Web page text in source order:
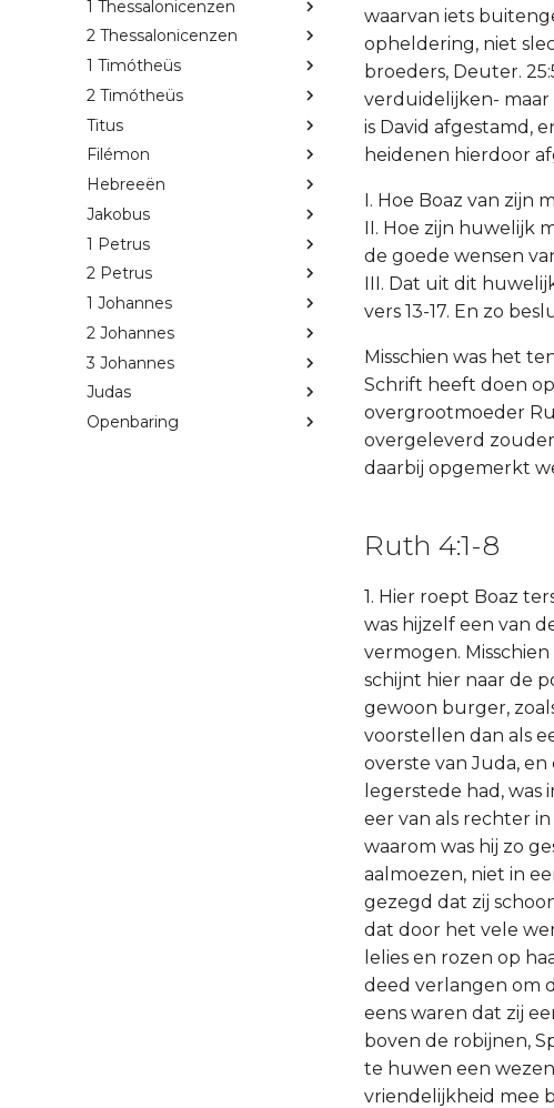
1 Thessalonicenzen
2 Thessalonicenzen
1 Timótheüs
2 Timótheüs
Titus
Filémon
Hebreeën
Jakobus
1 Petrus
2 Petrus
1 Johannes
2 Johannes
3 Johannes
Judas
Openbaring
waarvan iets
opheldering, niet
broeders, Deuter.
verduidelijken- maar
is David afgestamd,
heidenen hierdoor
I. Hoe Boaz van zijn
II. Hoe zijn huwelijk
de goede wensen
III. Dat uit dit
vers 13-17. En zo
Misschien was het
Schrift heeft doen
overgrootmoeder
overgeleverd
daarbij opgemerkt
Ruth 4:1-8
1. Hier roept Boaz
was hijzelf een van
vermogen.
schijnt hier naar de
gewoon burger,
voorstellen dan als
overste van Juda,
legerstede had,
eer van als rechter
waarom was hij zo
aalmoezen, niet in
gezegd dat zij
dat door het vele
lelies en rozen op
deed verlangen om
eens waren dat zij
boven de robijnen,
te huwen een
vriendelijkheid mee